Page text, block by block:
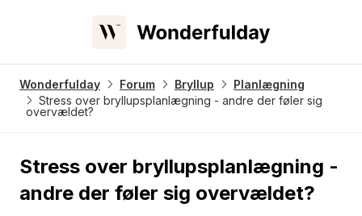
Wonderfulday Forum Bryllup
Planlægning
Stress over bryllupsplanlægning - andre der føler sig
overvældet?
Stress over bryllupsplanlægning -
andre der føler sig overvældet?